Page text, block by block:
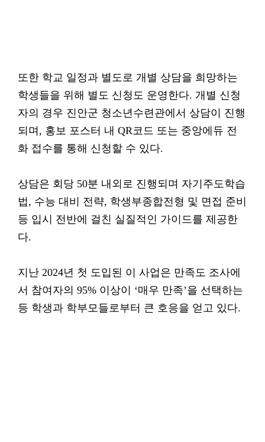
또한 학교 일정과 별도로 개별 상담을 희망하는
학생들을 위해 별도 신청도 운영한다. 개별 신청
자의 경우 진안군 청소년수련관에서 상담이 진행
되며, 홍보 포스터 내 QR코드 또는 중앙에듀 전
화 접수를 통해 신청할 수 있다.
상담은 회당 50분 내외로 진행되며 자기주도학습
법, 수능 대비 전략, 학생부종합전형 및 면접 준비
등 입시 전반에 걸친 실질적인 가이드를 제공한
다.
지난 2024년 첫 도입된 이 사업은 만족도 조사에
서 참여자의 95% 이상이 ‘매우 만족’을 선택하는
등 학생과 학부모들로부터 큰 호응을 얻고 있다.